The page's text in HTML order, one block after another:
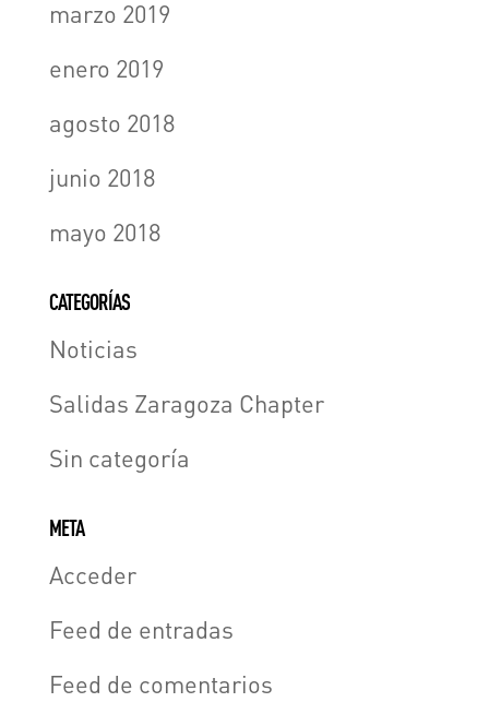
marzo 2019
enero 2019
agosto 2018
junio 2018
mayo 2018
CATEGORÍAS
Noticias
Salidas Zaragoza Chapter
Sin categoría
META
Acceder
Feed de entradas
Feed de comentarios